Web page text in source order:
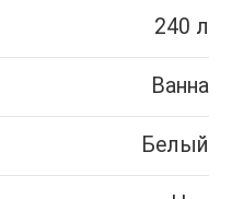
240 л
Ванна
Белый